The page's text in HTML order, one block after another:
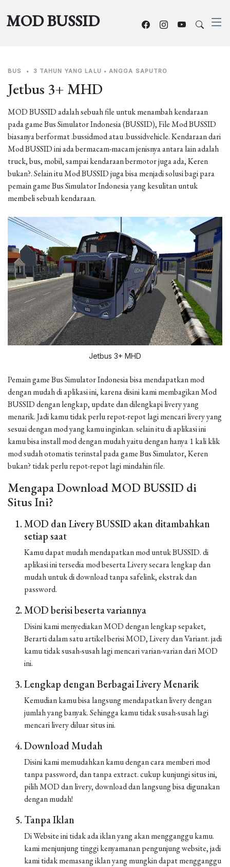
MOD BUSSID
BUS • 3 TAHUN YANG LALU • ANGGA SAPUTRO
Jetbus 3+ MHD
MOD BUSSID adalah sebuah file untuk menambah kendaraan
pada game Bus Simulator Indonesia (BUSSID), File Mod BUSSID
biasanya berformat .bussidmod atau .bussidvehicle. Kendaraan dari
Mod BUSSID ini ada bermacam-macam jenisnya antara lain adalah
truck, bus, mobil, sampai kendaraan bermotor juga ada, Keren
bukan?. Selain itu Mod BUSSID juga bisa menjadi solusi bagi para
pemain game Bus Simulator Indonesia yang kesulitan untuk
membeli sebuah kendaraan.
Jetbus 3+ MHD
Pemain game Bus Simulator Indonesia bisa mendapatkan mod
dengan mudah di aplikasi ini, karena disini kami membagikan Mod
BUSSID dengan lengkap, update dan dilengkapi livery yang
menarik. Jadi kamu tidak perlu repot-repot lagi mencari livery yang
sesuai dengan mod yang kamu inginkan. selain itu di aplikasi ini
kamu bisa install mod dengan mudah yaitu dengan hanya 1 kali klik
mod sudah otomatis terinstal pada game Bus Simulator, Keren
bukan? tidak perlu repot-repot lagi mindahin file.
Mengapa Download MOD BUSSID di
Situs Ini?
MOD dan Livery BUSSID akan ditambahkan
setiap saat
Kamu dapat mudah mendapatkan mod untuk BUSSID. di
aplikasi ini tersedia mod beserta Livery secara lengkap dan
mudah untuk di download tanpa safelink, ekstrak dan
password.
MOD berisi beserta variannya
Disini kami menyediakan MOD dengan lengkap sepaket,
Berarti dalam satu artikel berisi MOD, Livery dan Variant. jadi
kamu tidak susah-susah lagi mencari varian-varian dari MOD
ini.
Lengkap dengan Berbagai Livery Menarik
Kemudian kamu bisa langsung mendapatkan livery dengan
jumlah yang banyak. Sehingga kamu tidak susah-susah lagi
mencari livery diluar situs ini.
Download Mudah
Disini kami memudahkan kamu dengan cara memberi mod
tanpa password, dan tanpa extract. cukup kunjungi situs ini,
pilih MOD dan livery, download dan langsung bisa digunakan
dengan mudah!
Tanpa Iklan
Di Website ini tidak ada iklan yang akan mengganggu kamu.
kami menjunjung tinggi kenyamanan pengunjung website, jadi
kami tidak memasang iklan yang mungkin dapat mengganggu